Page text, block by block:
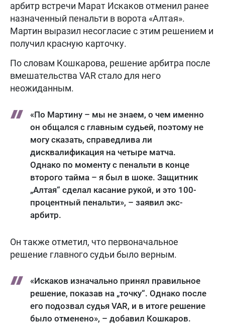
арбитр встречи Марат Искаков отменил ранее
назначенный пенальти в ворота «Алтая».
Мартин выразил несогласие с этим решением и
получил красную карточку.
По словам Кошкарова, решение арбитра после
вмешательства VAR стало для него
неожиданным.
«По Мартину – мы не знаем, о чем именно
он общался с главным судьей, поэтому не
могу сказать, справедлива ли
дисквалификация на четыре матча.
Однако по моменту с пенальти в конце
второго тайма – я был в шоке. Защитник
„Алтая“ сделал касание рукой, и это 100-
процентный пенальти», – заявил экс-
арбитр.
Он также отметил, что первоначальное
решение главного судьи было верным.
«Искаков изначально принял правильное
решение, показав на „точку“. Однако после
его подозвал судья VAR, и в итоге решение
было отменено», – добавил Кошкаров.